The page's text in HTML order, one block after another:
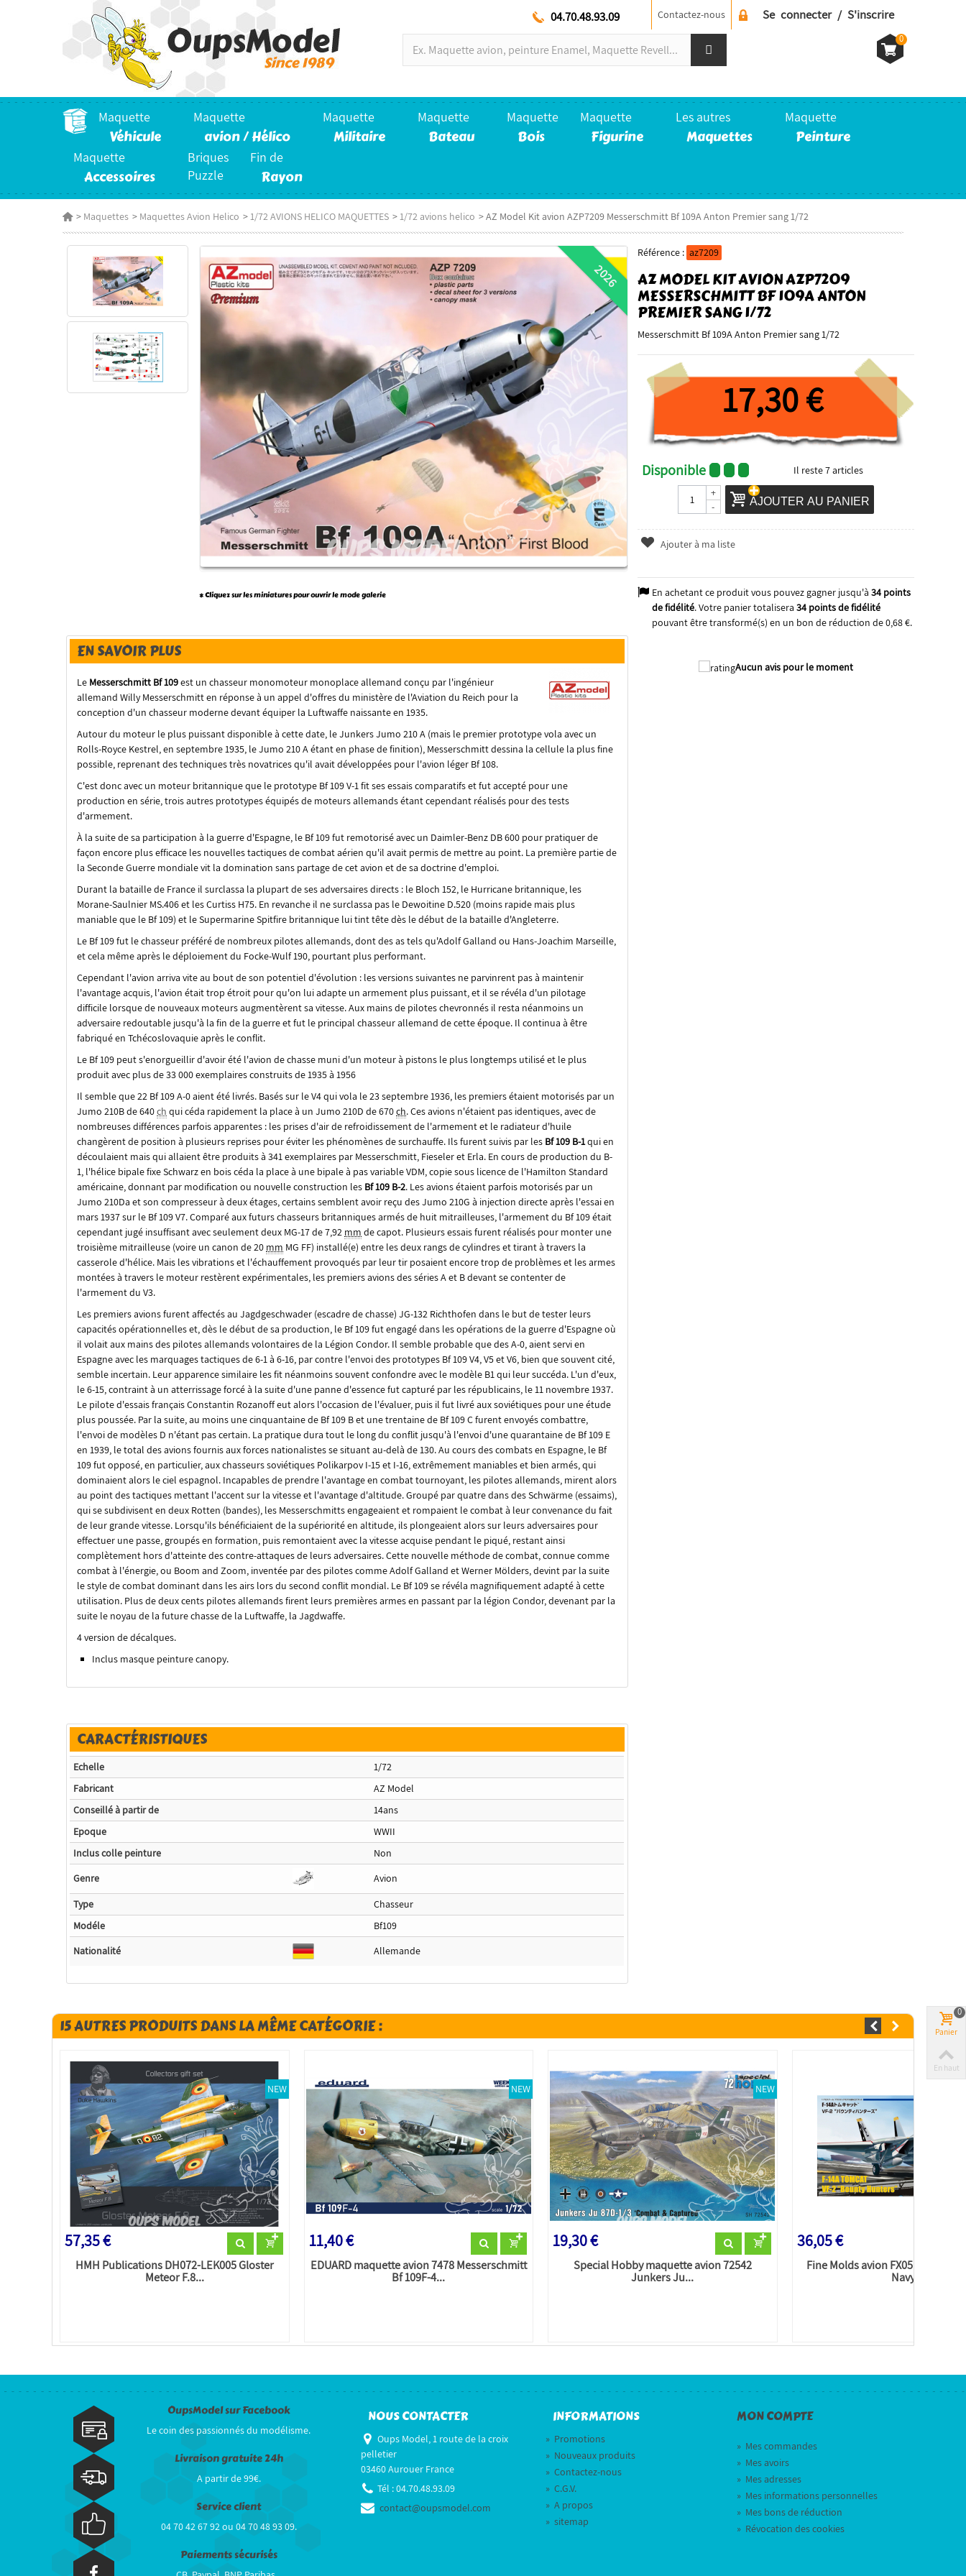
Se connecter / S'inscrire
Contactez-nous
04.70.48.93.09
0
Maquette
Véhicule
Maquette
avion / Hélico
Maquette
Militaire
Maquette
Bateau
Maquette
Bois
Maquette
Figurine
Les autres
Maquettes
Maquette
Peinture
Maquette
Accessoires
Briques
Puzzle
Fin de
Rayon
> Maquettes > Maquettes Avion Helico >1/72 AVIONS HELICO MAQUETTES >1/72 avions helico >AZ Model Kit avion AZP7209 Messerschmitt Bf 109A Anton Premier sang 1/72
Référence : az7209
AZ MODEL KIT AVION AZP7209
MESSERSCHMITT BF 109A ANTON
PREMIER SANG 1/72
Messerschmitt Bf 109A Anton Premier sang 1/72
17,30 €
Disponible Il reste7articles
-
+
AJOUTER AU PANIER
Ajouter à ma liste
En achetant ce produit vous pouvez gagner jusqu'à 34points
de fidélité. Votre panier totalisera 34points de fidélité
pouvant être transformé(s) en un bon de réduction de0,68 €.
Aucun avis pour le moment
2026
* Cliquez sur les miniatures pour ouvrir le mode galerie
EN SAVOIR PLUS
Le Messerschmitt Bf 109est un chasseur monomoteur monoplace allemand conçu par l'ingénieur
allemand Willy Messerschmitt en réponse à un appel d'offres du ministère de l'Aviation du Reich pour la
conception d'un chasseur moderne devant équiper la Luftwaffe naissante en 1935.
Autour du moteur le plus puissant disponible à cette date, le Junkers Jumo 210 A (mais le premier prototype vola avec un
Rolls-Royce Kestrel, en septembre 1935, le Jumo 210 A étant en phase de finition), Messerschmitt dessina la cellule la plus fine
possible, reprenant des techniques très novatrices qu'il avait développées pour l'avion léger Bf 108.
C'est donc avec un moteur britannique que le prototype Bf 109 V-1 fit ses essais comparatifs et fut accepté pour une
production en série, trois autres prototypes équipés de moteurs allemands étant cependant réalisés pour des tests
d'armement.
À la suite de sa participation à la guerre d'Espagne, le Bf 109 fut remotorisé avec un Daimler-Benz DB 600 pour pratiquer de
façon encore plus efficace les nouvelles tactiques de combat aérien qu'il avait permis de mettre au point. La première partie de
la Seconde Guerre mondiale vit la domination sans partage de cet avion et de sa doctrine d'emploi.
Durant la bataille de France il surclassa la plupart de ses adversaires directs : le Bloch 152, le Hurricane britannique, les
Morane-Saulnier MS.406 et les Curtiss H75. En revanche il ne surclassa pas le Dewoitine D.520 (moins rapide mais plus
maniable que le Bf 109) et le Supermarine Spitfire britannique lui tint tête dès le début de la bataille d'Angleterre.
Le Bf 109 fut le chasseur préféré de nombreux pilotes allemands, dont des as tels qu'Adolf Galland ou Hans-Joachim Marseille,
et cela même après le déploiement du Focke-Wulf 190, pourtant plus performant.
Cependant l'avion arriva vite au bout de son potentiel d'évolution : les versions suivantes ne parvinrent pas à maintenir
l'avantage acquis, l'avion était trop étroit pour qu'on lui adapte un armement plus puissant, et il se révéla d'un pilotage
difficile lorsque de nouveaux moteurs augmentèrent sa vitesse. Aux mains de pilotes chevronnés il resta néanmoins un
adversaire redoutable jusqu'à la fin de la guerre et fut le principal chasseur allemand de cette époque. Il continua à être
fabriqué en Tchécoslovaquie après le conflit.
Le Bf 109 peut s'enorgueillir d'avoir été l'avion de chasse muni d'un moteur à pistons le plus longtemps utilisé et le plus
produit avec plus de 33 000 exemplaires construits de 1935 à 1956
Il semble que 22 Bf 109 A-0 aient été livrés. Basés sur le V4 qui vola le 23 septembre 1936, les premiers étaient motorisés par un
Jumo 210B de640ch qui céda rapidement la place à un Jumo 210D de670ch. Ces avions n'étaient pas identiques, avec de
nombreuses différences parfois apparentes : les prises d'air de refroidissement de l'armement et le radiateur d'huile
changèrent de position à plusieurs reprises pour éviter les phénomènes de surchauffe. Ils furent suivis par les Bf 109 B-1qui en
découlaient mais qui allaient être produits à 341 exemplaires par Messerschmitt, Fieseler et Erla. En cours de production du B-
1, l'hélice bipale fixe Schwarz en bois céda la place à une bipale à pas variable VDM, copie sous licence de l'Hamilton Standard
américaine, donnant par modification ou nouvelle construction les Bf 109 B-2. Les avions étaient parfois motorisés par un
Jumo 210Da et son compresseur à deux étages, certains semblent avoir reçu des Jumo 210G à injection directe après l'essai en
mars 1937 sur le Bf 109 V7. Comparé aux futurs chasseurs britanniques armés de huit mitrailleuses, l'armement du Bf 109 était
cependant jugé insuffisant avec seulement deux MG-17 de 7,92 mm de capot. Plusieurs essais furent réalisés pour monter une
troisième mitrailleuse (voire un canon de 20 mm MG FF) installé(e) entre les deux rangs de cylindres et tirant à travers la
casserole d'hélice. Mais les vibrations et l'échauffement provoqués par leur tir posaient encore trop de problèmes et les armes
montées à travers le moteur restèrent expérimentales, les premiers avions des séries A et B devant se contenter de
l'armement du V3.
Les premiers avions furent affectés au Jagdgeschwader (escadre de chasse) JG-132 Richthofen dans le but de tester leurs
capacités opérationnelles et, dès le début de sa production, le Bf 109 fut engagé dans les opérations de la guerre d'Espagne où
il volait aux mains des pilotes allemandsvolontairesde la Légion Condor. Il semble probable que des A-0, aient servi en
Espagne avec les marquages tactiques de 6-1 à 6-16, par contre l'envoi des prototypes Bf 109 V4, V5 et V6, bien que souvent cité,
semble incertain. Leur apparence similaire les fit néanmoins souvent confondre avec le modèle B1 qui leur succéda. L'un d'eux,
le 6-15, contraint à un atterrissage forcé à la suite d'une panne d'essence fut capturé par les républicains, le 11 novembre 1937.
Le pilote d'essais français Constantin Rozanoff eut alors l'occasion de l'évaluer, puis il fut livré aux soviétiques pour une étude
plus poussée. Par la suite, au moins une cinquantaine de Bf 109 B et une trentaine de Bf 109 C furent envoyés combattre,
l'envoi de modèles D n'étant pas certain. La pratique dura tout le long du conflit jusqu'à l'envoi d'une quarantaine de Bf 109 E
en 1939, le total des avions fournis aux forces nationalistes se situant au-delà de 130. Au cours des combats en Espagne, le Bf
109 fut opposé, en particulier, aux chasseurs soviétiques Polikarpov I-15 et I-16, extrêmement maniables et bien armés, qui
dominaient alors le ciel espagnol. Incapables de prendre l'avantage en combat tournoyant, les pilotes allemands, mirent alors
au point des tactiques mettant l'accent sur la vitesse et l'avantage d'altitude. Groupé par quatre dans desSchwärme (essaims),
qui se subdivisent en deux Rotten (bandes), les Messerschmitts engageaient et rompaient le combat à leur convenance du fait
de leur grande vitesse. Lorsqu'ils bénéficiaient de la supériorité en altitude, ils plongeaient alors sur leurs adversaires pour
effectuer une passe, groupés en formation, puis remontaient avec la vitesse acquise pendant le piqué, restant ainsi
complètement hors d'atteinte des contre-attaques de leurs adversaires. Cette nouvelle méthode de combat, connue comme
combat à l'énergie, ou Boom and Zoom, inventée par des pilotes comme Adolf Galland et Werner Mölders, devint par la suite
le style de combat dominant dans les airs lors du second conflit mondial. Le Bf 109 se révéla magnifiquement adapté à cette
utilisation. Plus de deux cents pilotes allemands firent leurs premières armes en passant par la légion Condor, devenant par la
suite le noyau de la future chasse de la Luftwaffe, la Jagdwaffe.
4 version de décalques.
Inclus masque peinture canopy.
CARACTÉRISTIQUES
Echelle
1/72
Fabricant
AZ Model
Conseillé à partir de
14ans
Epoque
WWII
Inclus colle peinture
Non
Genre
Avion
Type
Chasseur
Modéle
Bf109
Nationalité
Allemande
15 AUTRES PRODUITS DANS LA MÊME CATÉGORIE :
NEW
57,35 €
HMH Publications DH072-LEK005 Gloster
Meteor F.8...
NEW
11,40 €
EDUARD maquette avion 7478 Messerschmitt
Bf 109F-4...
NEW
19,30 €
Special Hobby maquette avion 72542
Junkers Ju...
36,05 €
Fine Molds avion FX05 F-14A
Navy...
OupsModel sur Facebook
Le coin des passionnés du modélisme.
Livraison gratuite 24h
A partir de 99€.
Service client
04 70 42 67 92 ou 04 70 48 93 09.
Paiements sécurisés
NOUS CONTACTER
Oups Model, 1 route de la croix
pelletier
03460 Aurouer France
Tél :04.70.48.93.09
contact@oupsmodel.com
INFORMATIONS
» Promotions
» Nouveaux produits
» Contactez-nous
» C.G.V.
» A propos
» sitemap
MON COMPTE
» Mes commandes
» Mes avoirs
» Mes adresses
» Mes informations personnelles
» Mes bons de réduction
» Révocation des cookies
Panier
0
En haut